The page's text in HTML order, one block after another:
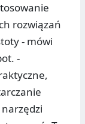
rozwiązań
- mówi
-